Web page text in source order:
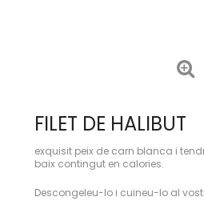
FILET DE HALIBUT
exquisit peix de carn blanca i
baix contingut en calories.
Descongeleu-lo i cuineu-lo al